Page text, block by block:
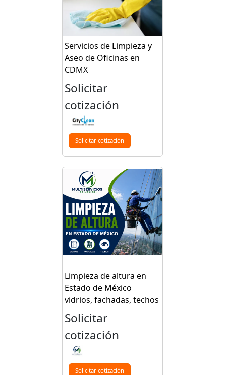
Servicios de Limpieza y
Aseo de Oficinas en
CDMX
Solicitar
cotización
Solicitar cotización
Limpieza de altura en
Estado de México
vidrios, fachadas, techos
Solicitar
cotización
Solicitar cotización